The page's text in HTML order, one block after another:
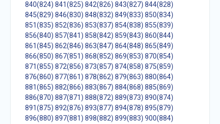
840(824) 841(825) 842(826) 843(827) 844(828)
845(829) 846(830) 848(832) 849(833) 850(834)
851(835) 852(836) 853(837) 854(838) 855(839)
856(840) 857(841) 858(842) 859(843) 860(844)
861(845) 862(846) 863(847) 864(848) 865(849)
866(850) 867(851) 868(852) 869(853) 870(854)
871(855) 872(856) 873(857) 874(858) 875(859)
876(860) 877(861) 878(862) 879(863) 880(864)
881(865) 882(866) 883(867) 884(868) 885(869)
886(870) 887(871) 888(872) 889(873) 890(874)
891(875) 892(876) 893(877) 894(878) 895(879)
896(880) 897(881) 898(882) 899(883) 900(884)